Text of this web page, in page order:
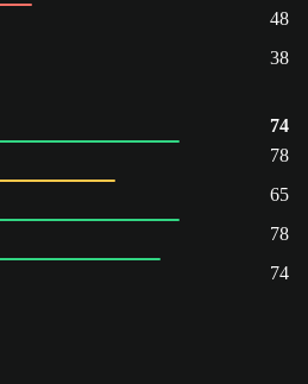
48
38
74
78
65
78
74